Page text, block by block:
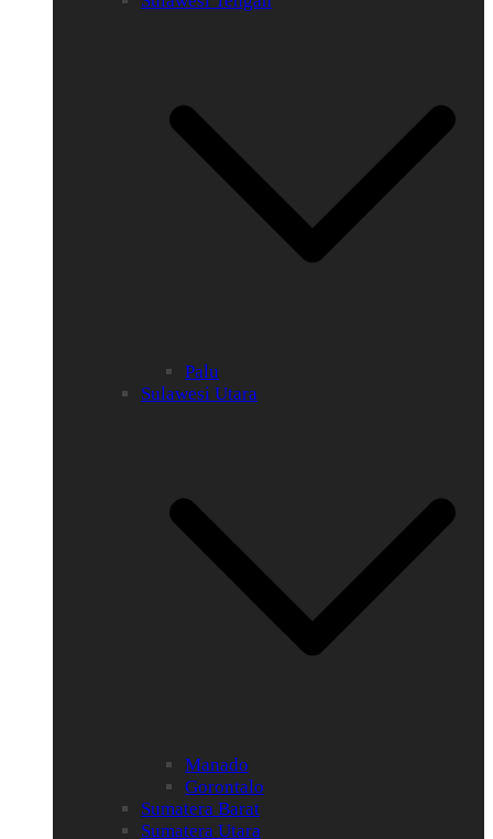
Palu
Sulawesi Utara
Manado
Gorontalo
Sumatera Barat
Sumatera Utara